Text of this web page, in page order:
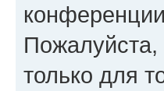
только для